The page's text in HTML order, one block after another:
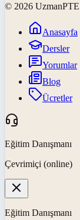
© 2026 UzmanPTE
Anasayfa
Dersler
Yorumlar
Blog
Ücretler
Eğitim Danışmanı
Çevrimiçi (online)
Eğitim Danışmanı